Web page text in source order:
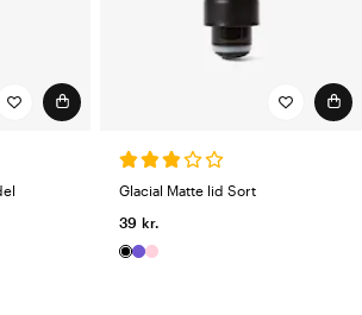
Glacial Matte lid Sort
39 kr.